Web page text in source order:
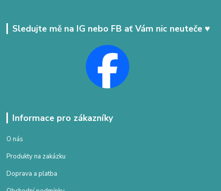
Sledujte mě na IG nebo FB ať Vám nic neuteče ♥
Informace pro zákazníky
O nás
Produkty na zakázku
Doprava a platba